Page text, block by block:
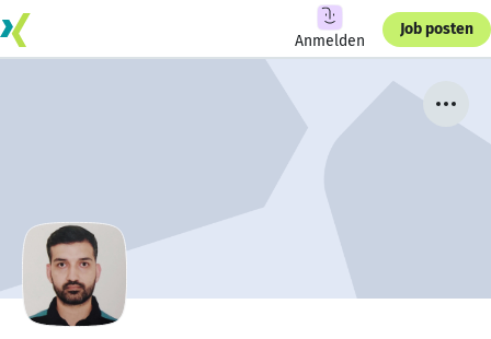
Anmelden
Job posten